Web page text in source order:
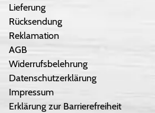
Lieferung
Rücksendung
Reklamation
AGB
Widerrufsbelehrung
Datenschutzerklärung
Impressum
Erklärung zur Barrierefreiheit